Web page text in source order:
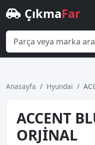
ÇıkmaFar
Anasayfa Hyundai
ACCENT
ORJİNAL